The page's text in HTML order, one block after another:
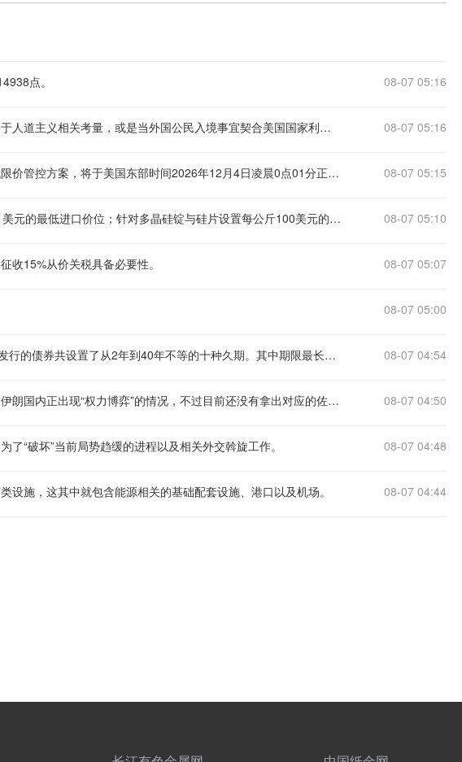
点。 08-07 05:16
美国白宫就生育旅游相关禁令作出说明：国土安全部部长能够基于人道主义相关考量，或是当外国公民入境事宜契合美国国家利益的情况下，批准豁免。凡是被核实存在以生育旅游为目的入境美国企图的人员，将会被采取永久禁止入境的处罚措施。 08-07 05:16
美国白宫方面公布，针对多晶硅及相关下游衍生产品的进口最低限价管控方案，将于美国东部时间2026年12月4日凌晨0点01分正式开始实施。 该限价政策落地后，相关品类的进口货物在通关环节将按照新的定价标准执行审核，相关进口企业需提前做好定价合规核查、报关材料准备等工作，以应对政策调整带来的通关流程变化。 08-07 05:15
美国白宫公布相关进口价格限定标准：针对多晶硅设置每公斤21美元的最低进口价位；针对多晶硅锭与硅片设置每公斤100美元的最低进口价位；针对太阳能电池设置每瓦0.22美元的最低进口价位；针对太阳能组件设置每瓦0.38美元的最低进口价位。 该类进口限价措施属于美国针对光伏相关产品的贸易调控手段，后续或会对相关光伏产品的进出口贸易流向、相关产业链的成本核算以及市场布局产生相应影响。 08-07 05:10
收15%从价关税具备必要性。 08-07 05:07
08-07 05:00
谷歌母公司Alphabet推出规模达250亿美元的投资级债券，本次发行的债券共设置了从2年到40年不等的十种久期。其中期限最长的公司债最终定价，较同期限可比美国国债的收益率高出1.3个百分点，而最初沟通阶段讨论的溢价幅度为1.55个百分点。 本次发债是Alphabet在当前低利率市场环境下的低成本融资动作，作为全球顶尖的科技巨头，其投资级的信用资质也获得了市场投资者的广泛认可，最终实际发行溢价低于初始讨论区间，也体现出市场对该批债券的认购热情较高。 08-07 04:54
沙特相关官员表示，目前已经公开的各类威胁迹象，或许能说明伊朗国内正出现“权力博弈”的情况，不过目前还没有拿出对应的佐证材料。 08-07 04:50
“破坏”当前局势趋缓的进程以及相关外交斡旋工作。 08-07 04:48
施，这其中就包含能源相关的基础配套设施、港口以及机场。 08-07 04:44